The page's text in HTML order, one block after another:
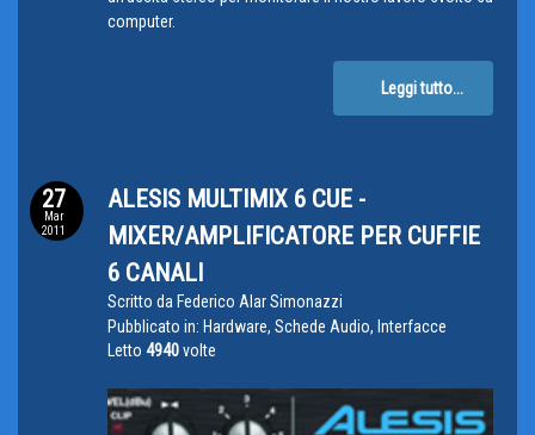
computer.
Leggi tutto...
27
Mar
2011
ALESIS MULTIMIX 6 CUE -
MIXER/AMPLIFICATORE PER CUFFIE
6 CANALI
Scritto da Federico Alar Simonazzi
Pubblicato in: Hardware, Schede Audio, Interfacce
Letto 4940volte